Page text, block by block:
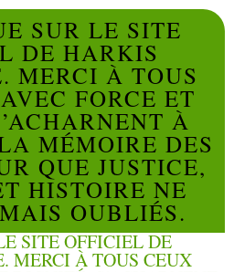
SUR LE SITE
DE HARKIS
MERCI À TOUS
FORCE ET
À
MÉMOIRE DES
QUE JUSTICE,
HISTOIRE NE
OUBLIÉS.